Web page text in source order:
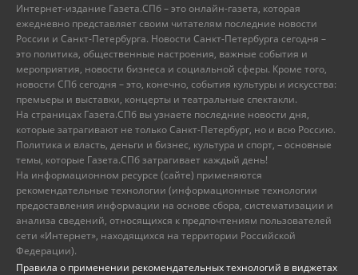
Интернет-издание Газета.СПб – это онлайн-газета, которая
ежедневно представляет своим читателям последние новости
России и Санкт-Петербурга. Новости Санкт-Петербурга сегодня –
это политика, общественные настроения, важные события и
мероприятия, новости бизнеса и социальной сферы. Кроме того,
новости СПб сегодня – это, конечно, события культуры и искусства:
премьеры и выставки, концерты и театральные спектакли.
На страницах Газета.СПб вы узнаете последние новости дня,
которые затрагивают не только Санкт-Петербург, но и всю Россию.
Политика и власть, деньги и бизнес, культура и спорт, – основные
темы, которые Газета.СПб затрагивает каждый день!
На информационном ресурсе (сайте) применяются
рекомендательные технологии (информационные технологии
предоставления информации на основе сбора, систематизации и
анализа сведений, относящихся к предпочтениям пользователей
сети «Интернет», находящихся на территории Российской
Федерации).
Правила о применении рекомендательных технологий в виджетах